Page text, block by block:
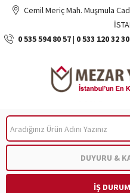
Cemil Meriç Mah. Muşmula
0 535 594 80 57| 0 533 120 32 30
DUYURU &
İŞ